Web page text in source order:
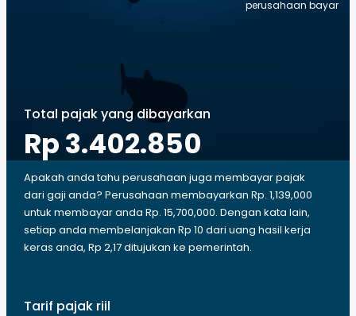
perusahaan bayar
Total pajak yang dibayarkan
Rp 3.402.850
Apakah anda tahu perusahaan juga membayar pajak
dari gaji anda? Perusahaan membayarkan Rp. 1,139,000
untuk membayar anda Rp. 15,700,000. Dengan kata lain,
setiap anda membelanjakan Rp 10 dari uang hasil kerja
keras anda, Rp 2,17 ditujukan ke pemerintah.
Tarif pajak riil